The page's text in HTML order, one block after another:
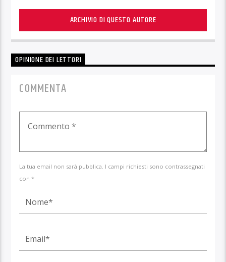
ARCHIVIO DI QUESTO AUTORE
OPINIONE DEI LETTORI
COMMENTA
La tua email non sarà pubblica. I campi richiesti sono contrassegnati
con *